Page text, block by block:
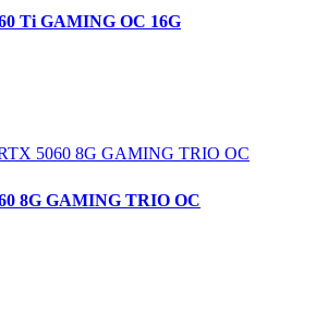
Ti GAMING OC 16G
8G GAMING TRIO OC